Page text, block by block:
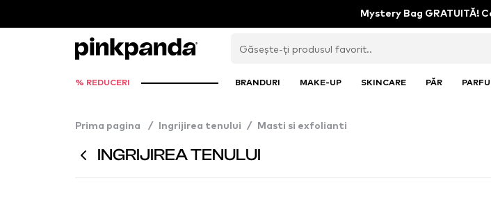
Mystery Bag GRATUITĂ!
% REDUCERI BRANDURI MAKE-UP SKINCARE PĂR
Prima pagina / Ingrijirea tenului / Masti si exfolianti
INGRIJIREA TENULUI